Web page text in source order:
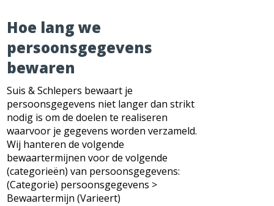
Hoe lang we
persoonsgegevens
bewaren
Suis & Schlepers bewaart je
persoonsgegevens niet langer dan strikt
nodig is om de doelen te realiseren
waarvoor je gegevens worden verzameld.
Wij hanteren de volgende
bewaartermijnen voor de volgende
(categorieën) van persoonsgegevens:
(Categorie) persoonsgegevens >
Bewaartermijn (Varieert)